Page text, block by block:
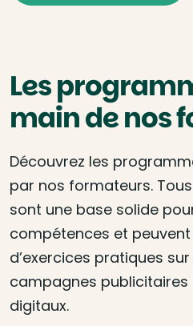
Les
main de nos
Découvrez les
par nos formateurs.
sont une base solide
compétences et
d’exercices pratiques
campagnes publicitaires
digitaux.